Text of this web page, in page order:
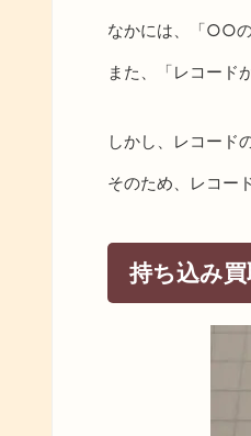
なかには、「○○の
また、「レコード
しかし、レコード
そのため、レコー
持ち込み